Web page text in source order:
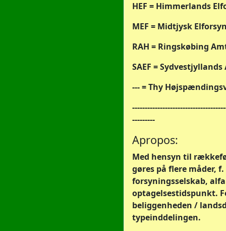
HEF = Himmerlands
MEF = Midtjysk
RAH = Ringskøbing
SAEF =
--- =Thy
---------
Apropos:
Med hensyn til
gøres på flere måder,
forsyningsselskab,
optagelsestidspunkt.
beliggenheden /
typeinddelingen.